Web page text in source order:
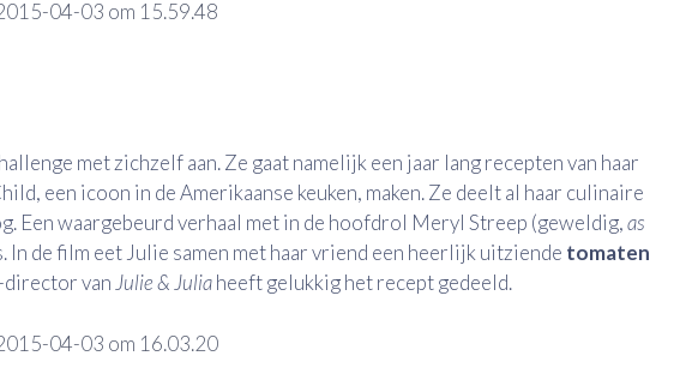
met zichzelf aan. Ze gaat namelijk een jaar lang recepten van haar
een icoon in de Amerikaanse keuken, maken. Ze deelt al haar culinaire
Een waargebeurd verhaal met in de hoofdrol Meryl Streep (geweldig,as
In de film eet Julie samen met haar vriend een heerlijk uitziende tomaten
director vanJulie & Juliaheeft gelukkig het recept gedeeld.